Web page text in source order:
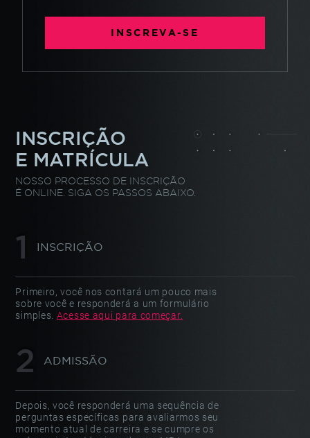
INSCREVA-SE
INSCRIÇÃO
E MATRÍCULA
NOSSO PROCESSO DE INSCRIÇÃO
É ONLINE. SIGA OS PASSOS ABAIXO.
INSCRIÇÃO
Primeiro, você nos contará um pouco mais
sobre você e responderá a um formulário
simples. Acesse aqui para começar.
ADMISSÃO
Depois, você responderá uma sequência de
perguntas específicas para avaliarmos seu
momento atual de carreira e se cumpre os